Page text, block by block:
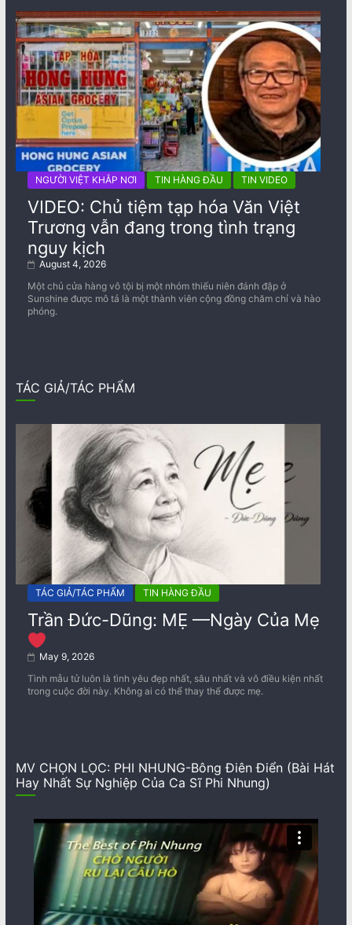
NGƯỜI VIỆT KHẮP NƠI TIN HÀNG ĐẦU TIN VIDEO
VIDEO: Chủ tiệm tạp hóa Văn Việt
Trương vẫn đang trong tình trạng
nguy kịch
August 4, 2026
Một chủ cửa hàng vô tội bị một nhóm thiếu niên đánh đập ở
Sunshine được mô tả là một thành viên cộng đồng chăm chỉ và hào
phóng.
TÁC GIẢ/TÁC PHẨM
TÁC GIẢ/TÁC PHẨM TIN HÀNG ĐẦU
Trần Đức-Dũng: MẸ —Ngày Của Mẹ
May 9, 2026
Tình mẫu tử luôn là tình yêu đẹp nhất, sâu nhất và vô điều kiện nhất
trong cuộc đời này. Không ai có thể thay thế được mẹ.
MV CHỌN LỌC: PHI NHUNG-Bông Điên Điển (Bài Hát
Hay Nhất Sự Nghiệp Của Ca Sĩ Phi Nhung)